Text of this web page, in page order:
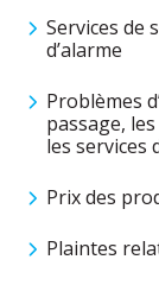
Services de
d’alarme
Problèmes
passage,
les services
Prix des
Plaintes